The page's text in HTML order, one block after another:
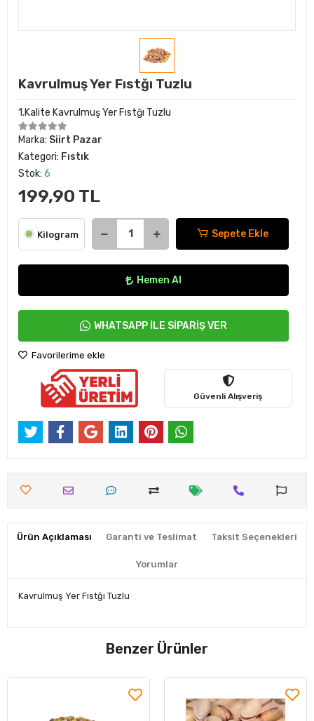
Kavrulmuş Yer Fıstğı Tuzlu
1.Kalite Kavrulmuş Yer Fıstğı Tuzlu
Marka: Siirt Pazar
Kategori: Fıstık
Stok: 6
199,90 TL
Kilogram Sepete Ekle
Hemen Al
WHATSAPP İLE SİPARİŞ VER
Favorilerime ekle
Güvenli Alışveriş
Ürün Açıklaması Garanti ve Teslimat Taksit Seçenekleri
Yorumlar
Kavrulmuş Yer Fıstğı Tuzlu
Benzer Ürünler